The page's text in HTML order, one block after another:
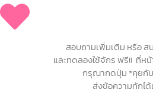
สอบถามเพิ่มเติม หรือ ส
และทดลองใช้จักร ฟรี!! ที่ห
กรุณากดปุ่ม *คุยกั
ส่งข้อความทักได้